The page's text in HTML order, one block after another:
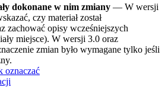
dokonane w nim zmiany — W wersji
czy materiał został
zachować opisy wcześniejszych
miejsce). W wersji 3.0 oraz
zmian było wymagane tylko jeśli
oznaczać